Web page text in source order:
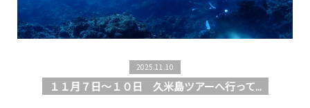
2025.11.10
１１月７日～１０日 久米島ツアーへ行って...